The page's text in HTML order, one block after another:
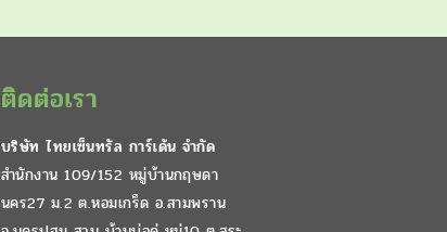
ติดต่อเรา
บริษัท ไทยเซ็นทรัล การ์เด้น จำกัด
สำนักงาน 109/152 หมู่บ้านกฤษดา
นคร27 ม.2 ต.หอมเกร็ด อ.สามพราน